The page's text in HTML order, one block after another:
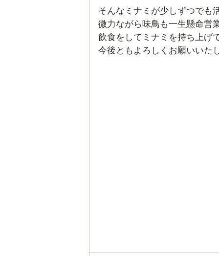
そんなミナミが少しずつでも
微力ながら味鳥も一生懸命営
飲食をしてミナミを持ち上げ
今後ともよろしくお願いいた